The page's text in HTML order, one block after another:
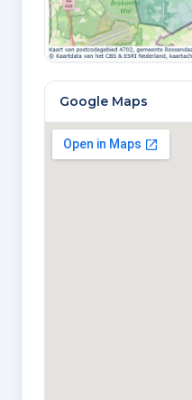
Google Maps